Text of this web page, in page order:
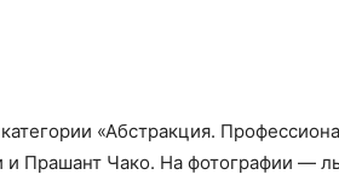
«Абстракция.
и Прашант Чако. На фотографии —